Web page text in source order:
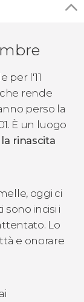
per l'11
rende
perso la
È un luogo
rinascita
oggi ci
sono incisi i
Lo
e onorare